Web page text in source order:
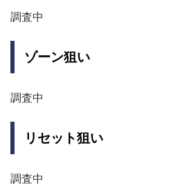
調査中
ゾーン狙い
調査中
リセット狙い
調査中